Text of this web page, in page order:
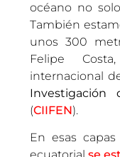
océano no
También
unos 300
Felipe
internacional
(CIIFEN).
En esas